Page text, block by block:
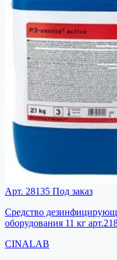
Арт. 28135 Под заказ
Средство
оборудования 11 кг
CINALAB